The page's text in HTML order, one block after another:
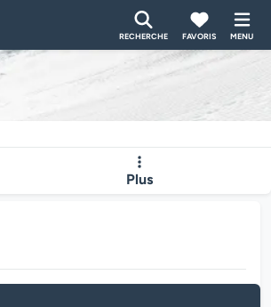
RECHERCHE FAVORIS MENU
Plus